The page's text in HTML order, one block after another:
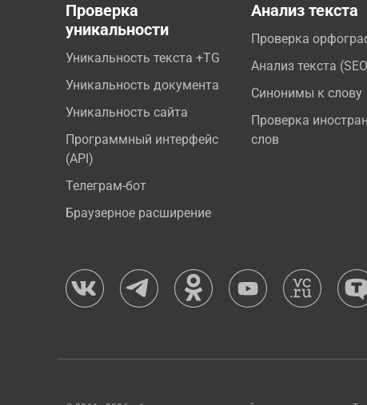
Проверка
уникальности
Уникальность текста +TG
Уникальность документа
Уникальность сайта
Программный интерфейс
(API)
Телеграм-бот
Браузерное расширение
Анализ текста
Проверка
Анализ текста
Синонимы к слову
Проверка
слов